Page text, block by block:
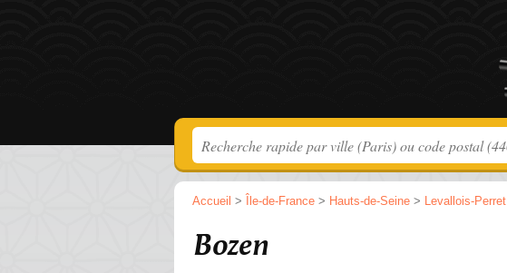
Accueil > Île-de-France > Hauts-de-Seine > Levallois-Perret
Bozen